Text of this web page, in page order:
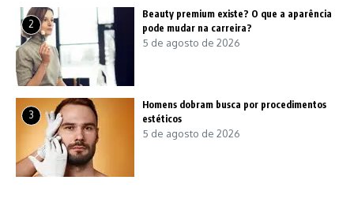
2
Beauty premium existe? O que a aparência
pode mudar na carreira?
5 de agosto de 2026
3
Homens dobram busca por procedimentos
estéticos
5 de agosto de 2026